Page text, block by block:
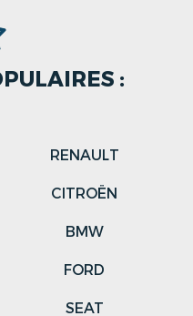
:
RENAULT
CITROËN
BMW
FORD
SEAT